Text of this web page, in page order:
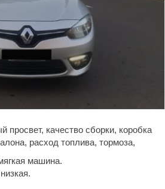
просвет, качество сборки, коробка
расход топлива, тормоза,
машина.